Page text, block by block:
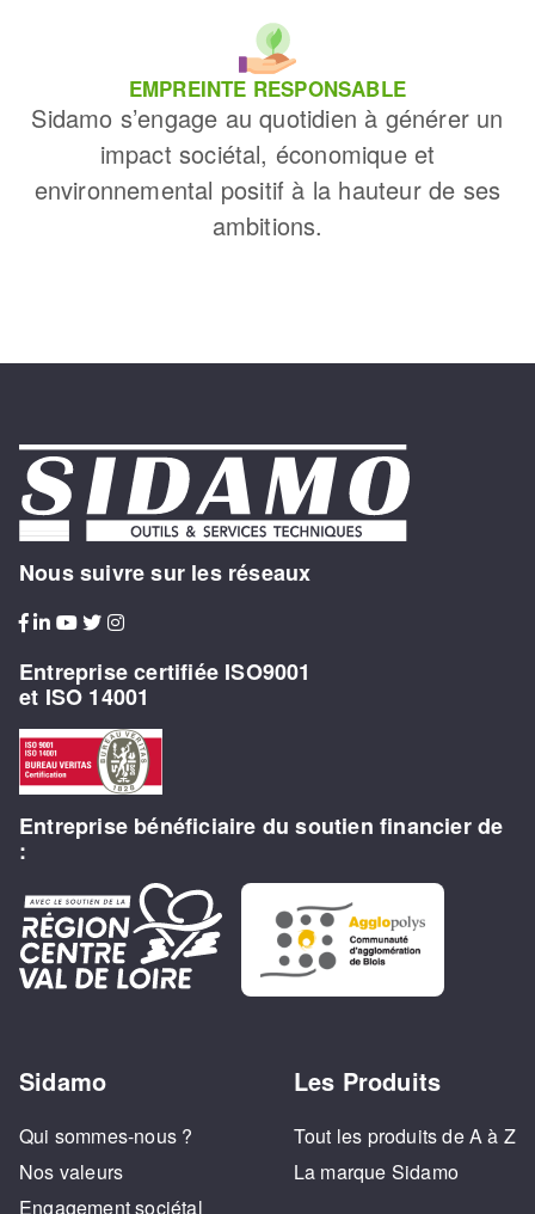
EMPREINTE RESPONSABLE
Sidamo s’engage au quotidien à générer un
impact sociétal, économique et
environnemental positif à la hauteur de ses
ambitions.
Nous suivre sur les réseaux
Entreprise certifiée ISO9001
et ISO 14001
Entreprise bénéficiaire du soutien financier de
:
Sidamo
Qui sommes-nous ?
Nos valeurs
Engagement sociétal
Les Produits
Tout les produits de A à Z
La marque Sidamo